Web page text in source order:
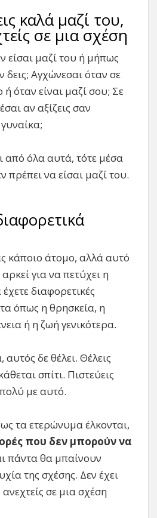
καλά μαζί του,
σε μια σχέση
είσαι μαζί του ή μήπως
δεις; Αγχώνεσαι όταν σε
όταν είναι μαζί σου; Σε
αν αξίζεις σαν
από όλα αυτά, τότε μέσα
πρέπει να είσαι μαζί του.
κάποιο άτομο, αλλά αυτό
για να πετύχει η
διαφορετικές
όπως η θρησκεία, η
ή η ζωή γενικότερα.
αυτός δε θέλει. Θέλεις
σπίτι. Πιστεύεις
με αυτό.
τα ετερώνυμα έλκονται,
που δεν μπορούν να
πάντα θα μπαίνουν
της σχέσης. Δεν έχει
σε μια σχέση